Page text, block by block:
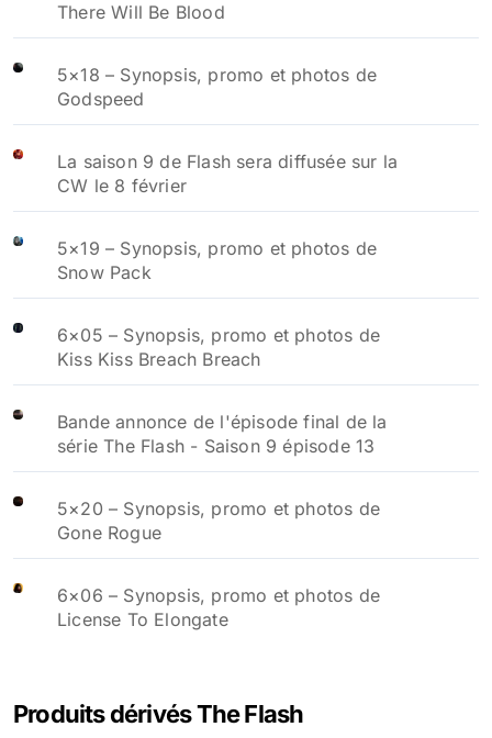
There Will Be Blood
5×18 – Synopsis, promo et photos de
Godspeed
La saison 9 de Flash sera diffusée sur la
CW le 8 février
5×19 – Synopsis, promo et photos de
Snow Pack
6×05 – Synopsis, promo et photos de
Kiss Kiss Breach Breach
Bande annonce de l'épisode final de la
série The Flash - Saison 9 épisode 13
5×20 – Synopsis, promo et photos de
Gone Rogue
6×06 – Synopsis, promo et photos de
License To Elongate
Produits dérivés The Flash